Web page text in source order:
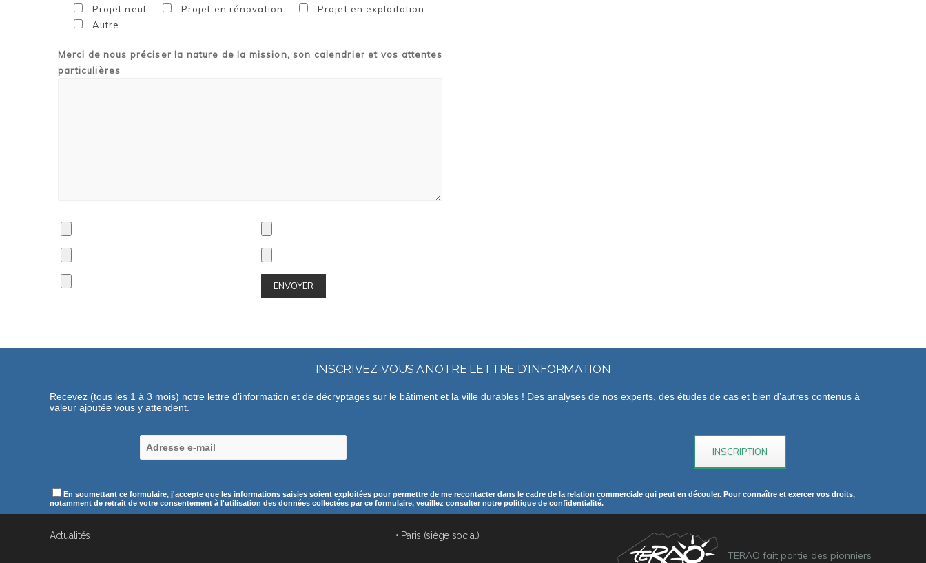
Projet neuf
Projet en rénovation
Projet en exploitation
Autre
Merci de nous préciser la nature de la mission, son calendrier et vos attentes
particulières
INSCRIVEZ-VOUS A NOTRE LETTRE D'INFORMATION
Recevez (tous les 1 à 3 mois) notre lettre d'information et de décryptages sur le bâtiment et la ville durables ! Des analyses de nos experts, des études de cas et bien d’autres contenus à
valeur ajoutée vous y attendent.
En soumettant ce formulaire, j'accepte que les informations saisies soient exploitées pour permettre de me recontacter dans le cadre de la relation commerciale qui peut en découler. Pour connaître et exercer vos droits,
notamment de retrait de votre consentement à l'utilisation des données collectées par ce formulaire, veuillez consulter notre politique de confidentialité.
Actualités • Paris (siège social)
TERAO fait partie des pionniers